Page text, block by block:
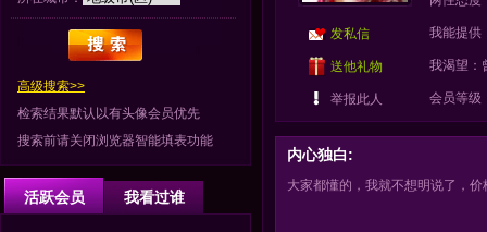
高级搜索>>
检索结果默认以有头像会员优先
搜索前请关闭浏览器智能填表功能
活跃会员 我看过谁
发私信
送他礼物
举报此人
我能提供
我渴望：
会员等
内心独白:
大家都懂的，我就不想明说了，价